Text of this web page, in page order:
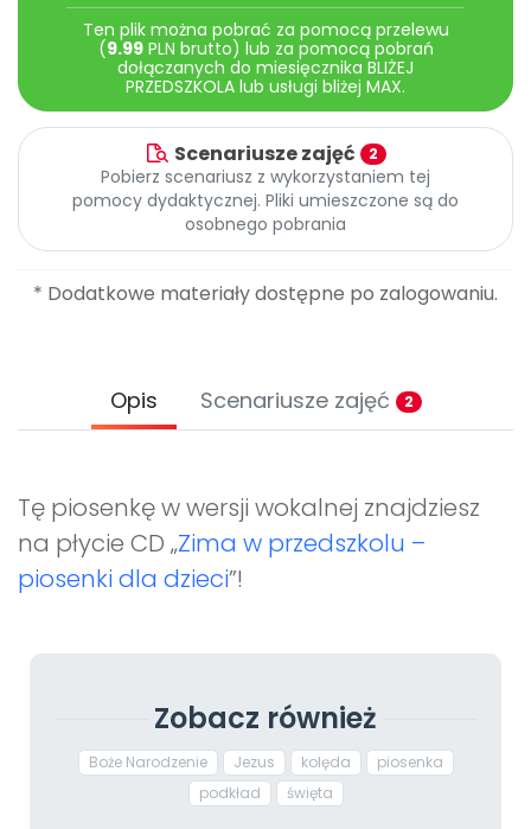
Archiwalne numery
Pomoc
Promocje
Ten plik można pobrać za pomocą przelewu
(9.99PLN brutto) lub za pomocą pobrań
dołączanych do miesięcznika BLIŻEJ
PRZEDSZKOLA lub usługi bliżej MAX.
Scenariusze zajęć 2
Pobierz scenariusz z wykorzystaniem tej
pomocy dydaktycznej. Pliki umieszczone są do
osobnego pobrania
* Dodatkowe materiały dostępne po zalogowaniu.
Opis Scenariusze zajęć 2
Tę piosenkę w wersji wokalnej znajdziesz
na płycie CD „Zima w przedszkolu –
piosenki dla dzieci”!
Zobacz również
Boże Narodzenie Jezus kolęda
piosenka
podkład
święta